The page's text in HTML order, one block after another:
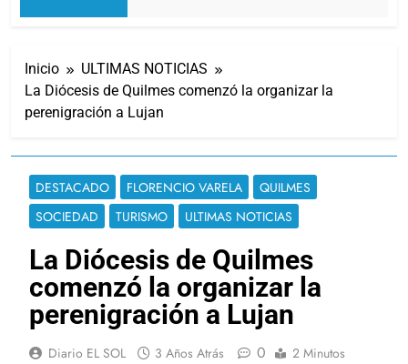
Inicio
ULTIMAS NOTICIAS
La Diócesis de Quilmes comenzó la organizar la
perenigración a Lujan
DESTACADO FLORENCIO VARELA
QUILMES
SOCIEDAD
TURISMO ULTIMAS NOTICIAS
La Diócesis de Quilmes
comenzó la organizar la
perenigración a Lujan
Diario EL SOL 3 Años Atrás 0 2 Minutos